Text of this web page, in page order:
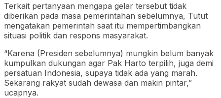
Terkait pertanyaan mengapa gelar tersebut tidak
diberikan pada masa pemerintahan sebelumnya, Tutut
mengatakan pemerintah saat itu mempertimbangkan
situasi politik dan respons masyarakat.
“Karena (Presiden sebelumnya) mungkin belum banyak
kumpulkan dukungan agar Pak Harto terpilih, juga demi
persatuan Indonesia, supaya tidak ada yang marah.
Sekarang rakyat sudah dewasa dan makin pintar,”
ucapnya.